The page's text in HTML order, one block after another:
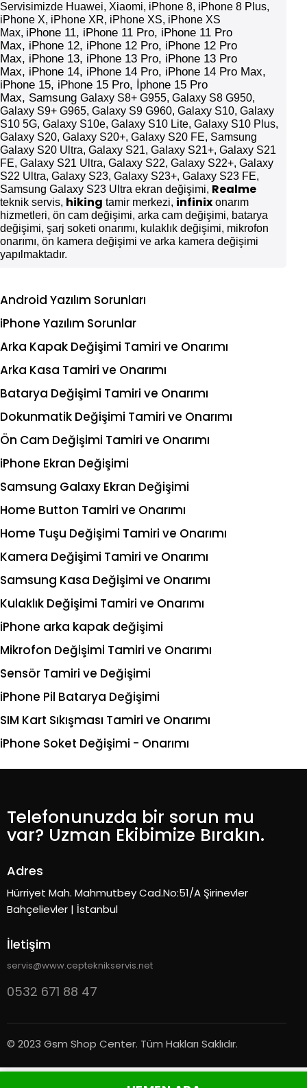
Servisimizde Huawei, Xiaomi, iPhone 8, iPhone 8 Plus,
iPhone X, iPhone XR, iPhone XS, iPhone XS
Max, iPhone 11, iPhone 11 Pro, iPhone 11 Pro
Max, iPhone 12, iPhone 12 Pro, iPhone 12 Pro
Max, iPhone 13, iPhone 13 Pro, iPhone 13 Pro
Max, iPhone 14, iPhone 14 Pro, iPhone 14 Pro Max,
iPhone 15, iPhone 15 Pro, İphone 15 Pro
Max, Samsung Galaxy S8+ G955, Galaxy S8 G950,
Galaxy S9+ G965, Galaxy S9 G960, Galaxy S10, Galaxy
S10 5G, Galaxy S10e, Galaxy S10 Lite, Galaxy S10 Plus,
Galaxy S20, Galaxy S20+, Galaxy S20 FE, Samsung
Galaxy S20 Ultra, Galaxy S21, Galaxy S21+, Galaxy S21
FE, Galaxy S21 Ultra, Galaxy S22, Galaxy S22+, Galaxy
S22 Ultra, Galaxy S23, Galaxy S23+, Galaxy S23 FE,
Samsung Galaxy S23 Ultra ekran değişimi, Realme
teknik servis, hiking tamir merkezi, infinix onarım
hizmetleri, ön cam değişimi, arka cam değişimi, batarya
değişimi, şarj soketi onarımı, kulaklık değişimi, mikrofon
onarımı, ön kamera değişimi ve arka kamera değişimi
yapılmaktadır.
Android Yazılım Sorunları
iPhone Yazılım Sorunlar
Arka Kapak Değişimi Tamiri ve Onarımı
Arka Kasa Tamiri ve Onarımı
Batarya Değişimi Tamiri ve Onarımı
Dokunmatik Değişimi Tamiri ve Onarımı
Ön Cam Değişimi Tamiri ve Onarımı
iPhone Ekran Değişimi
Samsung Galaxy Ekran Değişimi
Home Button Tamiri ve Onarımı
Home Tuşu Değişimi Tamiri ve Onarımı
Kamera Değişimi Tamiri ve Onarımı
Samsung Kasa Değişimi ve Onarımı
Kulaklık Değişimi Tamiri ve Onarımı
iPhone arka kapak değişimi
Mikrofon Değişimi Tamiri ve Onarımı
Sensör Tamiri ve Değişimi
iPhone Pil Batarya Değişimi
SIM Kart Sıkışması Tamiri ve Onarımı
iPhone Soket Değişimi - Onarımı
Telefonunuzda bir sorun mu
var? Uzman Ekibimize Bırakın.
Adres
Hürriyet Mah. Mahmutbey Cad.No:51/A Şirinevler
Bahçelievler | İstanbul
İletişim
servis@www.cepteknikservis.net
0532 671 88 47
© 2023 Gsm Shop Center. Tüm Hakları Saklıdır.